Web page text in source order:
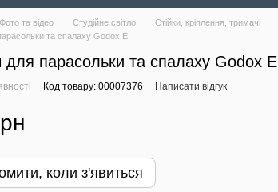
Фото та відео Студійне світло Стійки, кріплення, тримачі
та спалаху Godox E
для парасольки та спалаху Godox E
Код товару: 00007376 Написати відгук
коли з'явиться